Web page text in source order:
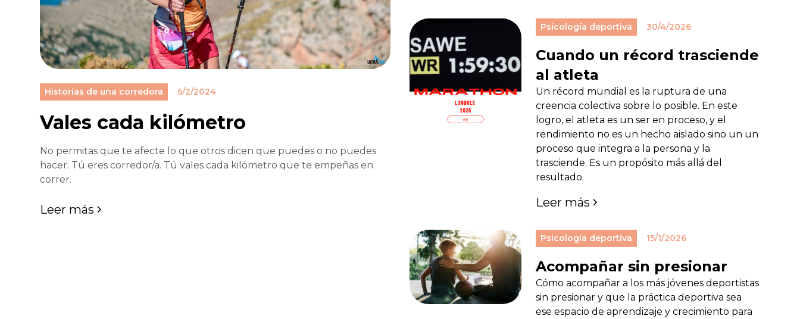
Historias de una corredora 5/2/2024
Vales cada kilómetro
No permitas que te afecte lo que otros dicen que puedes o no puedes
hacer. Tú eres corredor/a. Tú vales cada kilómetro que te empeñas en
correr.
Leer más
Psicología deportiva 30/4/2026
Cuando un récord trasciende
al atleta
Un récord mundial es la ruptura de una
creencia colectiva sobre lo posible. En este
logro, el atleta es un ser en proceso, y el
rendimiento no es un hecho aislado sino un un
proceso que integra a la persona y la
trasciende. Es un propósito más allá del
resultado.
Leer más
Psicología deportiva 15/1/2026
Acompañar sin presionar
Cómo acompañar a los más jóvenes deportistas
sin presionar y que la práctica deportiva sea
ese espacio de aprendizaje y crecimiento para